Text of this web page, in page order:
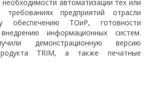
автоматизации тех или
требованиях предприятий отрасли
обеспечению ТОиР, готовности
информационных систем.
демонстрационную версию
TRIM, а также печатные